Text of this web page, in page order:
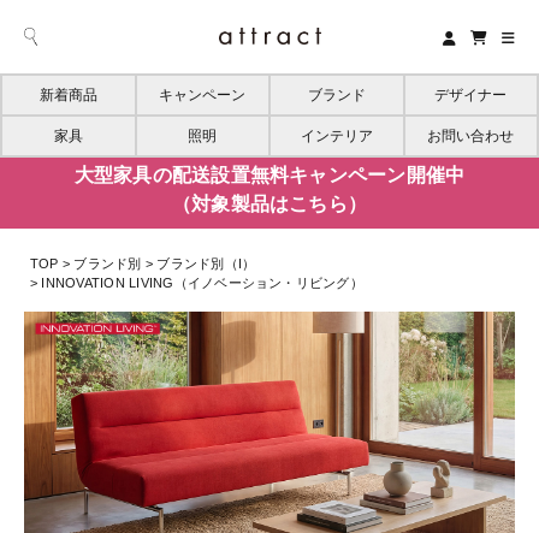
新着商品 キャンペーン ブランド デザイナー
家具 照明 インテリア お問い合わせ
大型家具の配送設置無料キャンペーン開催中
（対象製品はこちら）
TOP ブランド別
ブランド別（I）
INNOVATION LIVING（イノベーション・リビング）